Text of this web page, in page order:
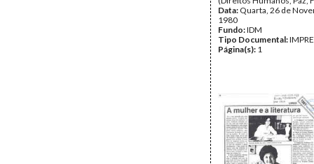
Data: Quarta, 26 de
1980
Fundo:IDM
Tipo Documental:
Página(s): 1